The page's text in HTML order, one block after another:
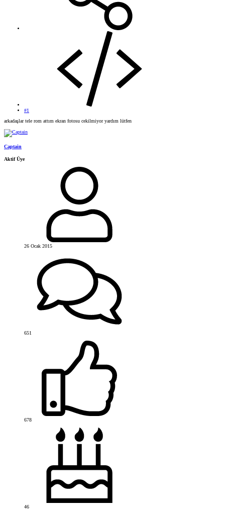
#1
arkadaşlar tele rom attım ekran fotosu cekilmiyor yardım lütfen
Captain
Aktif Üye
26 Ocak 2015
651
678
46